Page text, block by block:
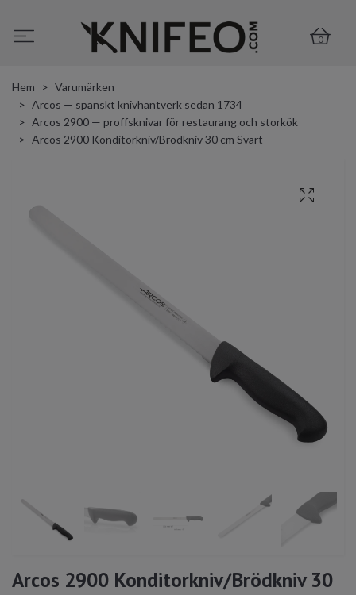
0
Hem
Varumärken
Arcos — spanskt knivhantverk sedan 1734
Arcos 2900 — proffsknivar för restaurang och storkök
Arcos 2900 Konditorkniv/Brödkniv 30 cm Svart
Arcos 2900 Konditorkniv/Brödkniv 30